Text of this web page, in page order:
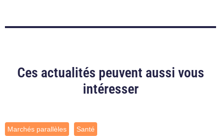
Ces actualités peuvent aussi vous
intéresser
Marchés parallèles Santé